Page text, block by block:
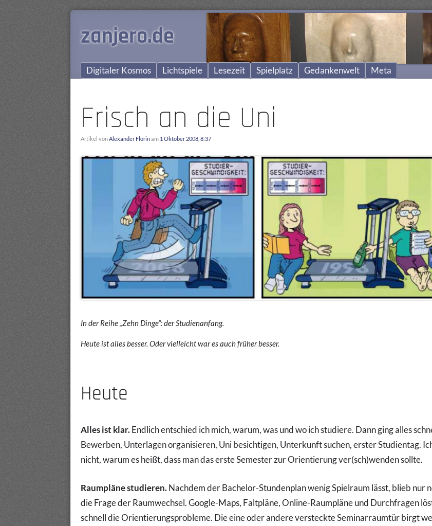
zanjero.de
Digitaler Kosmos Lichtspiele Lesezeit Spielplatz Gedankenwelt Meta
Frisch an die Uni
Artikel vonAlexander Florinam 1 Oktober 2008, 8:37
In der Reihe „Zehn Dinge“: der Studienanfang.
Heute ist alles besser. Oder vielleicht war es auch früher besser.
Heute
Alles ist klar.Endlich entschied ich mich, warum, was und wo ich studiere. Dann ging alles
Bewerben, Unterlagen organisieren, Uni besichtigen, Unterkunft suchen, erster Studientag.
nicht, warum es heißt, dass man das erste Semester zur Orientierung ver(sch)wenden sollte.
Raumpläne studieren.Nachdem der Bachelor-Stundenplan wenig Spielraum lässt, blieb nur
die Frage der Raumwechsel. Google-Maps, Faltpläne, Online-Raumpläne und Durchfragen
schnell die Orientierungsprobleme. Die eine oder andere versteckte Seminarraumtür birgt